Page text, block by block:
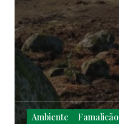
Ambiente Famalicão